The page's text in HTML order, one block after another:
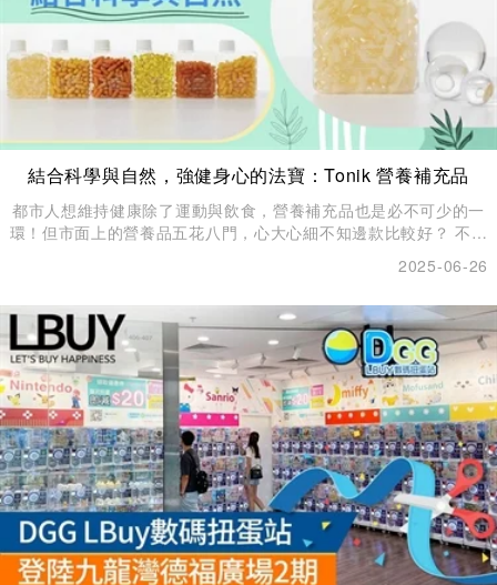
結合科學與自然，強健身心的法寶：Tonik 營養補充品
都市人想維持健康除了運動與飲食，營養補充品也是必不可少的一
環！但市面上的營養品五花八門，心大心細不知邊款比較好？ 不妨
作營養補充品。創始人是一位擁有40年藥劑專業知識的藥劑師，產
物原料膠囊，使身體更容易吸收，每種成分的劑量都通過人體臨床
試驗，證明其真正有效改變身體！為了幫助大家守護健康，LBuy引
進了Tonik 的產品，立即睇睇邊最適合您：
2025-06-26